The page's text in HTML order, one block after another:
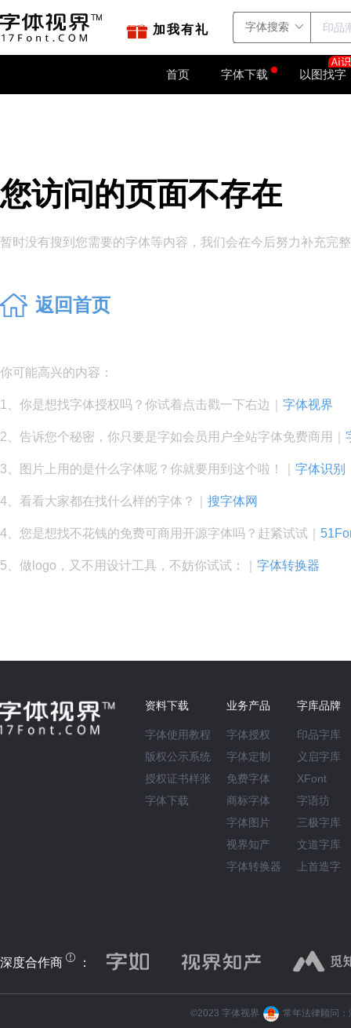
加我有礼
首页 字体下载 以图找字
您访问的页面不存在
暂时没有搜到您需要的字体等内容，我们会在今后努力补充完
返回首页
你可能高兴的内容：
1、你是想找字体授权吗？你试着点击戳一下右边｜ 字体视界
2、告诉您个秘密，你只要是字如会员用户全站字体免费商用｜
3、图片上用的是什么字体呢？你就要用到这个啦！｜ 字体识别
4、看看大家都在找什么样的字体？｜ 搜字体网
4、您是想找不花钱的免费可商用开源字体吗？赶紧试试｜
5、做logo，又不用设计工具，不妨你试试：｜ 字体转换器
资料下载
字体使用教程
版权公示系统
授权证书样张
字体下载
业务产品
字体授权
字体定制
免费字体
商标字体
字体图片
视界知产
字体转换器
字库品牌
印品字库
义启字库
XFont
字语坊
三极字库
文道字库
上首造字
深度合作商 ：
©️2023 字体视界 常年法律顾问